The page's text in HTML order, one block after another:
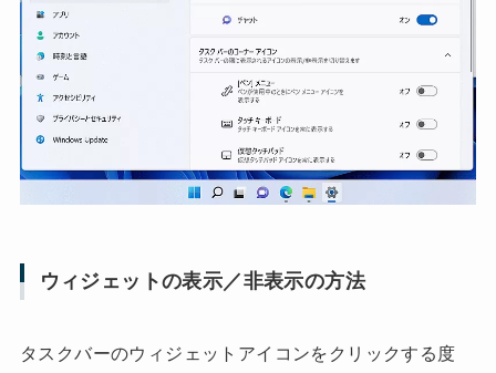
ウィジェットの表示／非表示の方法
タスクバーのウィジェットアイコンをクリックする度